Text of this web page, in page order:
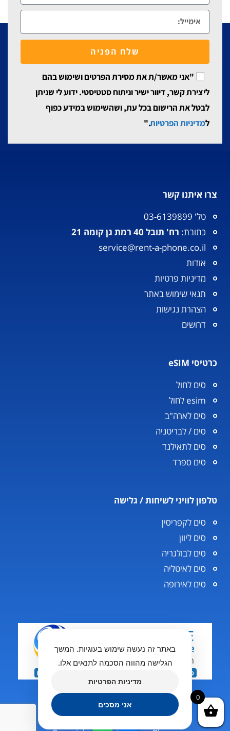
"אני מאשר/ת את מסירת הפרטים ושימוש בהם
ליצירת קשר, דיוור ישיר וניתוח סטטיסטי. ידוע לי שניתן
לבטל את הרישום בכל עת, ושהשימוש במידע כפוף
למדיניות הפרטיות."
שלח הפניה
צרו איתנו קשר
טל' 03-6139899
כתובת: רח' תובל 40 רמת גן קומה 21
service@rent-a-phone.co.il
אודות
מדיניות פרטיות
תנאי שימוש באתר
הצהרת נגישות
דרושים
כרטיסי eSIM
סים לחול
esim לחול
סים לארה"ב
סים / לבריטניה
סים לתאילנד
סים ספרד
טלפון לוויני לשיחות / גלישה
סים לקפריסין
סים ליוון
סים לבולגריה
סים לאיטליה
סים לאירופה
באתר זה נעשה שימוש בעוגיות. המשך
הגלישה מהווה הסכמה לתנאים אלו.
מדיניות הפרטיות
אני מסכים
0